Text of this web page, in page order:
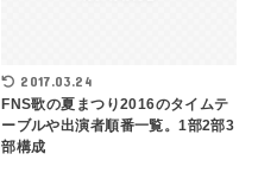
2017.03.24
FNS歌の夏まつり2016のタイムテ
ーブルや出演者順番一覧。1部2部3
部構成